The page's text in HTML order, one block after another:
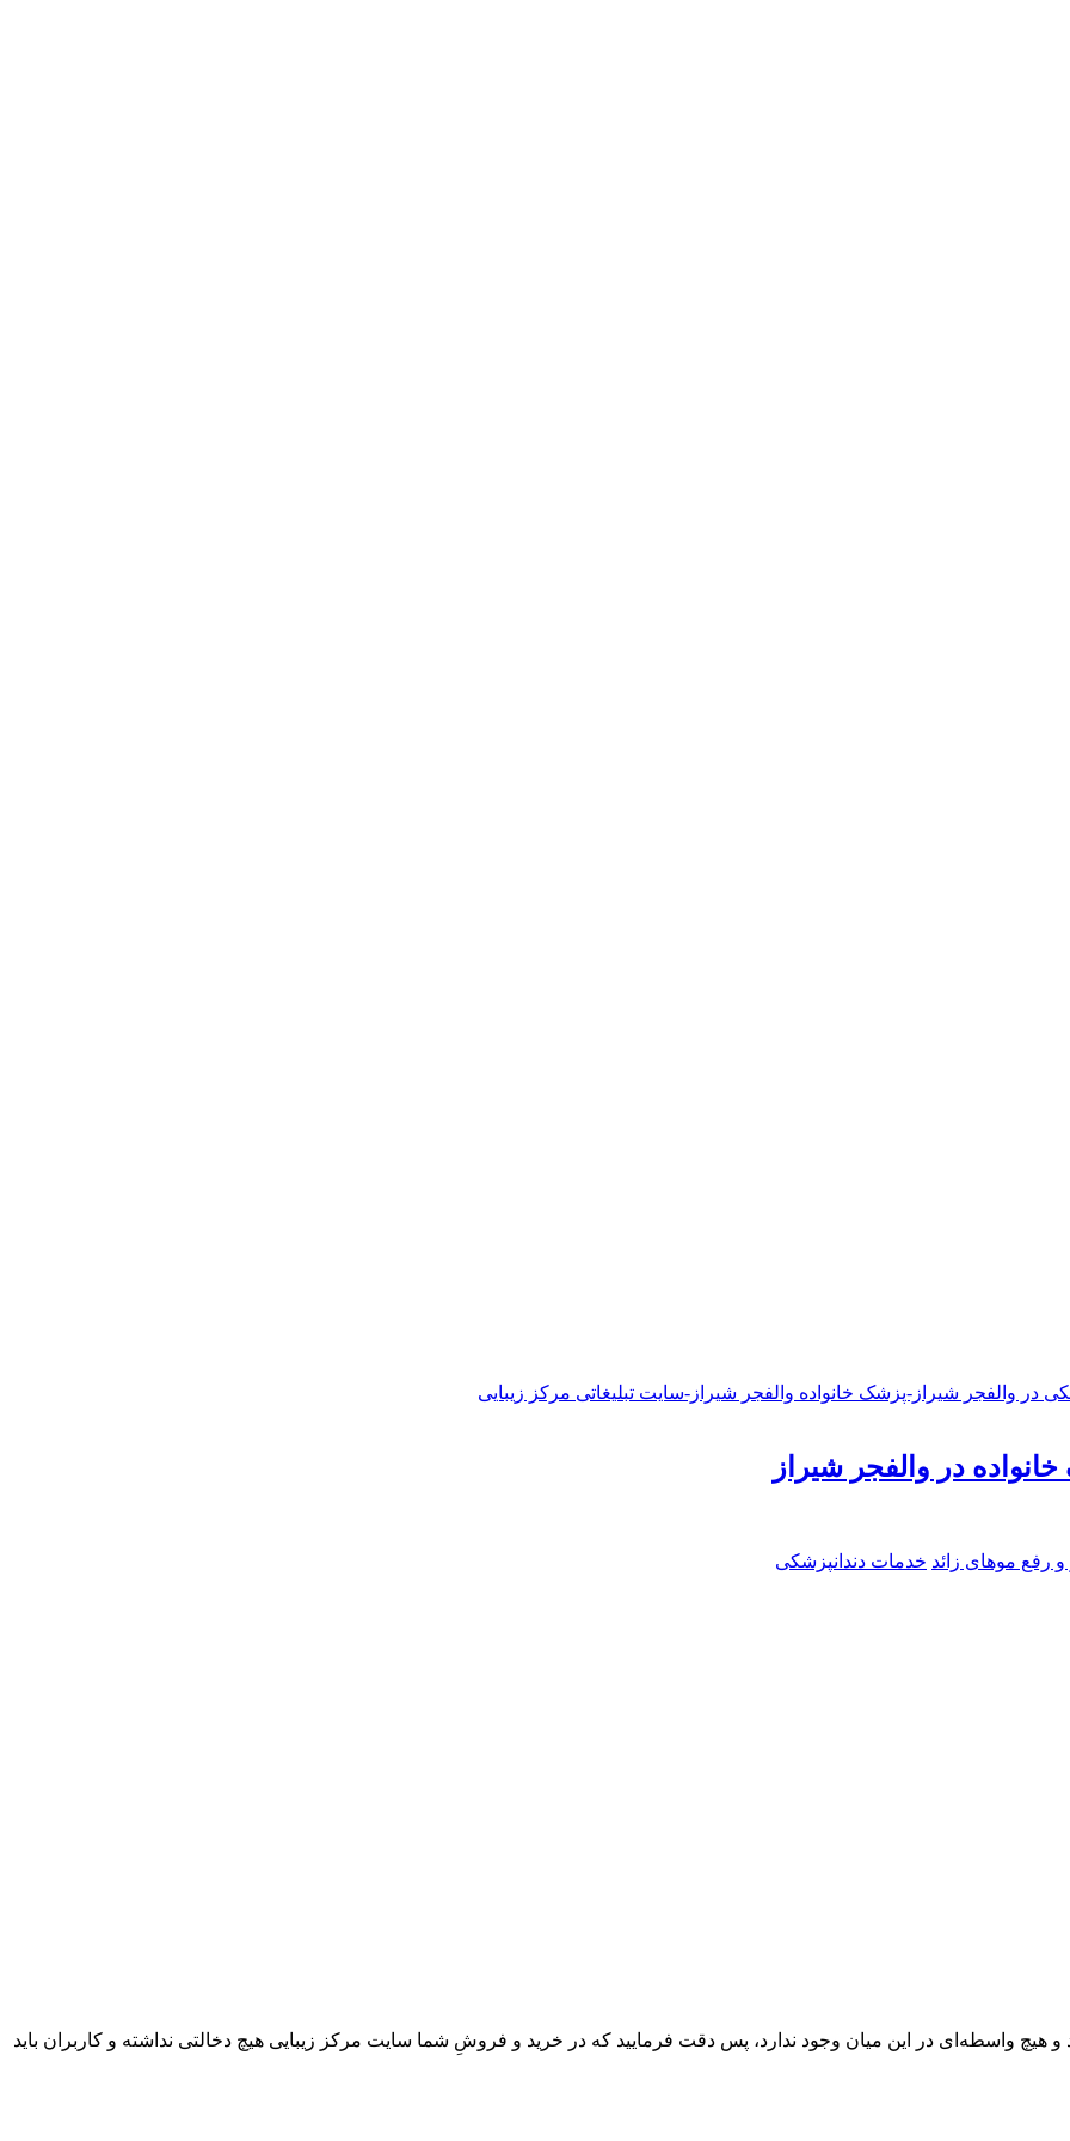
در والفجر شیراز
رفع موهای زائد خدمات دندانپزشکی
و هیچ واسطه‌ای در این میان وجود ندارد، پس دقت فرمایید که در خرید و فروشِ شما سایت مرکز زیبایی هیچ دخالتی نداشته و کاربران باید